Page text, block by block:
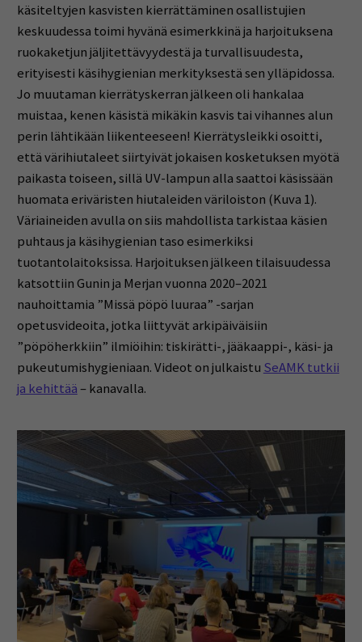
käsiteltyjen kasvisten kierrättäminen osallistujien
keskuudessa toimi hyvänä esimerkkinä ja harjoituksena
ruokaketjun jäljitettävyydestä ja turvallisuudesta,
erityisesti käsihygienian merkityksestä sen ylläpidossa.
Jo muutaman kierrätyskerran jälkeen oli hankalaa
muistaa, kenen käsistä mikäkin kasvis tai vihannes alun
perin lähtikään liikenteeseen! Kierrätysleikki osoitti,
että värihiutaleet siirtyivät jokaisen kosketuksen myötä
paikasta toiseen, sillä UV-lampun alla saattoi käsissään
huomata eriväristen hiutaleiden väriloiston (Kuva 1).
Väriaineiden avulla on siis mahdollista tarkistaa käsien
puhtaus ja käsihygienian taso esimerkiksi
tuotantolaitoksissa. Harjoituksen jälkeen tilaisuudessa
katsottiin Gunin ja Merjan vuonna 2020–2021
nauhoittamia ”Missä pöpö luuraa” -sarjan
opetusvideoita, jotka liittyvät arkipäiväisiin
”pöpöherkkiin” ilmiöihin: tiskirätti-, jääkaappi-, käsi- ja
pukeutumishygieniaan. Videot on julkaistu SeAMK tutkii
ja kehittää– kanavalla.